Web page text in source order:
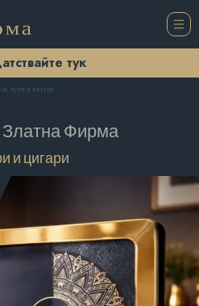
тук
пури и цигари
Златна Фирма
и цигари